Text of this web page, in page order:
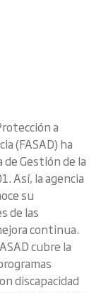
a
(FASAD) ha
de Gestión de la
Así, la agencia
su
de las
continua.
cubre la
discapacidad